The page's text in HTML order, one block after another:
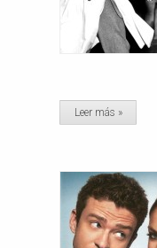
Leer más »